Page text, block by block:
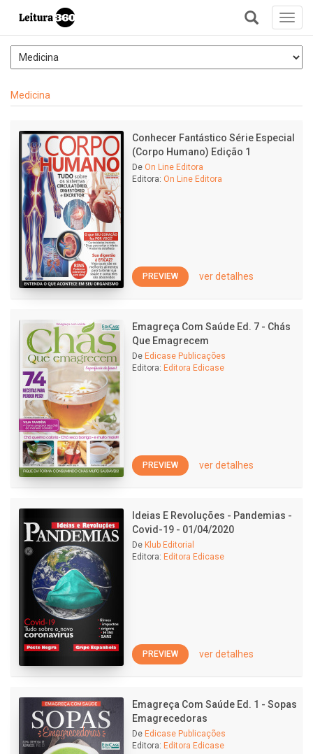
+
Medicina
Conhecer Fantástico Série Especial
(Corpo Humano) Edição 1
De On Line Editora
Editora: On Line Editora
PREVIEW ver detalhes
Emagreça Com Saúde Ed. 7 - Chás
Que Emagrecem
De Edicase Publicações
Editora: Editora Edicase
PREVIEW ver detalhes
Ideias E Revoluções - Pandemias -
Covid-19 - 01/04/2020
De Klub Editorial
Editora: Editora Edicase
PREVIEW ver detalhes
Emagreça Com Saúde Ed. 1 - Sopas
Emagrecedoras
De Edicase Publicações
Editora: Editora Edicase